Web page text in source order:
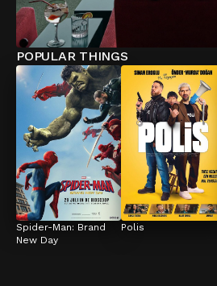
POPULAR THINGS
Spider-Man: Brand
New Day
Polis